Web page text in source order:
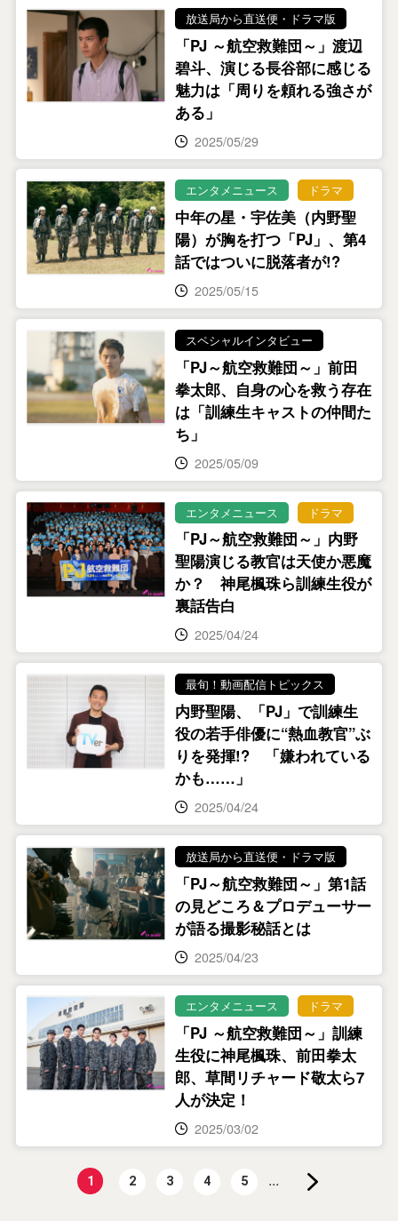
放送局から直送便・ドラマ版
「PJ ～航空救難団～」渡辺
碧斗、演じる長谷部に感じる
魅力は「周りを頼れる強さが
ある」
2025/05/29
エンタメニュース ドラマ
中年の星・宇佐美（内野聖
陽）が胸を打つ「PJ」、第4
話ではついに脱落者が!?
2025/05/15
スペシャルインタビュー
「PJ～航空救難団～」前田
拳太郎、自身の心を救う存在
は「訓練生キャストの仲間た
ち」
2025/05/09
エンタメニュース ドラマ
「PJ～航空救難団～」内野
聖陽演じる教官は天使か悪魔
か？ 神尾楓珠ら訓練生役が
裏話告白
2025/04/24
最旬！動画配信トピックス
内野聖陽、「PJ」で訓練生
役の若手俳優に“熱血教官”ぶ
りを発揮!? 「嫌われている
かも……」
2025/04/24
放送局から直送便・ドラマ版
「PJ～航空救難団～」第1話
の見どころ＆プロデューサー
が語る撮影秘話とは
2025/04/23
エンタメニュース ドラマ
「PJ ～航空救難団～」訓練
生役に神尾楓珠、前田拳太
郎、草間リチャード敬太ら7
人が決定！
2025/03/02
1 2 3 4 5 ...